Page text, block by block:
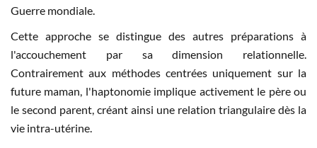
Guerre mondiale.
Cette approche se distingue des autres préparations à
l'accouchement par sa dimension relationnelle.
Contrairement aux méthodes centrées uniquement sur la
future maman, l'haptonomie implique activement le père ou
le second parent, créant ainsi une relation triangulaire dès la
vie intra-utérine.